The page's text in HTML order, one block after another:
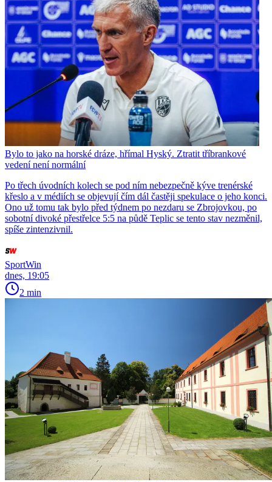
Bylo to jako na horské dráze, hřímal Hyský. Ztratit tříbrankové
vedení není normální
Po třech úvodních kolech se pod ním nebezpečně kýve trenérské
křeslo a v médiích se objevují čím dál častěji spekulace o jeho konci.
Ono už tomu tak bylo před týdnem po nezdaru se Zbrojovkou, po
sobotní divoké přestřelce 5:5 na půdě Teplic se tento stav nezměnil,
spíše zintenzivnil.
SportWin
dnes, 19:05
2 min